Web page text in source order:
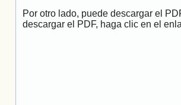
Por otro lado, puede descargar el
descargar el PDF, haga clic en el